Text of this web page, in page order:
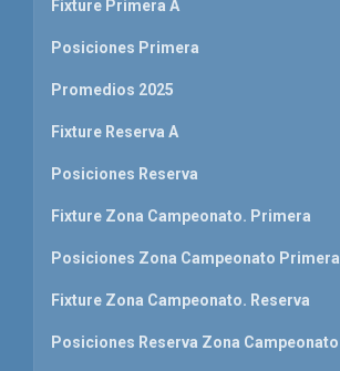
Fixture Primera A
Posiciones Primera
Promedios 2025
Fixture Reserva A
Posiciones Reserva
Fixture Zona Campeonato. Primera
Posiciones Zona Campeonato Primera
Fixture Zona Campeonato. Reserva
Posiciones Reserva Zona Campeonato